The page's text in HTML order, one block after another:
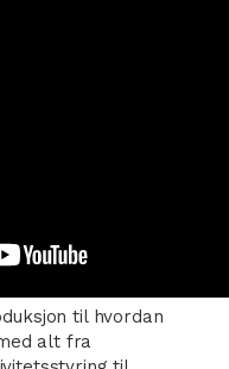
til hvordan
alt fra